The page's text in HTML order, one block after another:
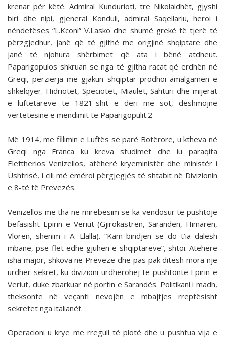
krenar për këtë. Admiral Kundurioti, tre Nikolaidhët, gjyshi
biri dhe nipi, gjeneral Konduli, admiral Saqellariu, heroi i
nëndetëses “L.Kconi” V.Lasko dhe shumë grekë të tjerë të
përzgjedhur, janë që të gjithë me origjinë shqiptare dhe
janë të njohura shërbimet që ata i bënë atdheut.
Paparigopulos shkruan se nga të gjitha racat që erdhën në
Greqi, përzierja me gjakun shqiptar prodhoi amalgamën e
shkëlqyer. Hidriotët, Speciotët, Miaulët, Sahturi dhe mijërat
e luftëtarëve të 1821-shit e deri më sot, dëshmojnë
vërtetësinë e mendimit të Paparigopulit.2
Më 1914, me fillimin e Luftës se parë Botërore, u ktheva në
Greqi nga Franca ku kreva studimet dhe iu paraqita
Eleftherios Venizellos, atëherë kryeministër dhe ministër i
Ushtrisë, i cili më emëroi përgjegjës të shtabit në Divizionin
e 8-të të Prevezës.
Venizellos më tha në mirëbesim se ka vendosur të pushtojë
befasisht Epirin e Veriut (Gjirokastrën, Sarandën, Himarën,
Vlorën, shënim i A. Llalla). “Kam bindjen se do t’ia dalësh
mbanë, pse flet edhe gjuhën e shqiptarëve”, shtoi. Atëherë
isha major, shkova në Prevezë dhe pas pak ditësh mora një
urdhër sekret, ku divizioni urdhërohej të pushtonte Epirin e
Veriut, duke zbarkuar në portin e Sarandës. Politikani i madh,
theksonte në veçanti nevojën e mbajtjes rreptësisht
sekretet nga italianët.
Operacioni u krye me rregull të plotë dhe u pushtua vija e